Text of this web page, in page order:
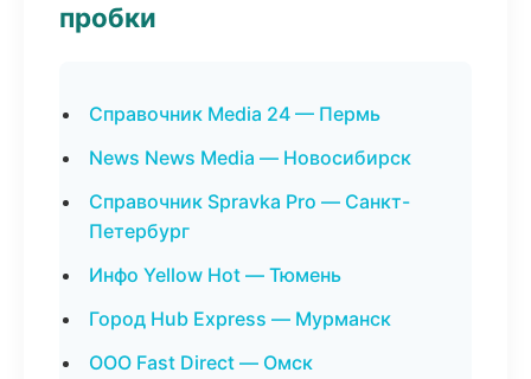
пробки
Справочник Media 24 — Пермь
News News Media — Новосибирск
Справочник Spravka Pro — Санкт-
Петербург
Инфо Yellow Hot — Тюмень
Город Hub Express — Мурманск
ООО Fast Direct — Омск